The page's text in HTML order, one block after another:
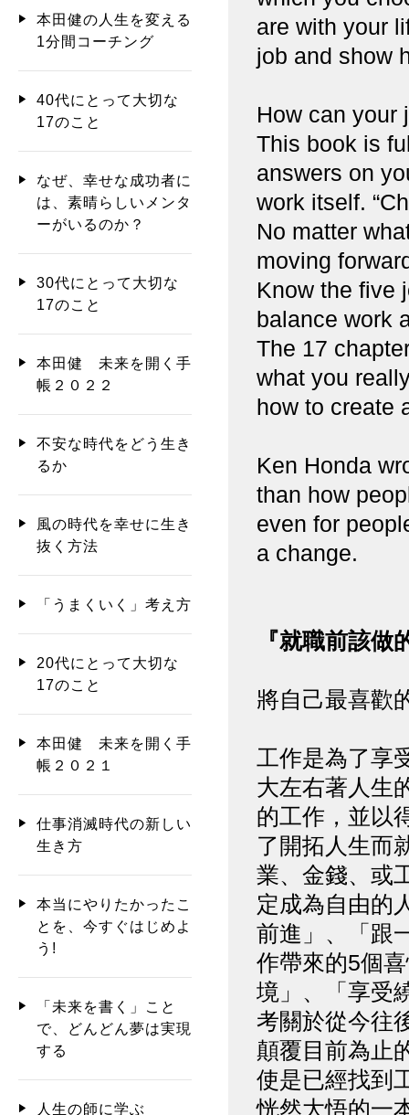
are with your
job and show
How can your
This book is
answers on
work itself.
No matter
moving
Know the five
balance work
The 17
what you
how to create
Ken Honda
than how
even for
a change.
『就職前該做
將自己最喜歡
工作是為了享
大左右著人生
的工作，並以
了開拓人生而
業、金錢、或
定成為自由的
前進」、「跟
作帶來的5個
境」、「享受
考關於從今往
顛覆目前為止
使是已經找到
恍然大悟的一
本田健の人生を変える
1分間コーチング
40代にとって大切な
17のこと
なぜ、幸せな成功者に
は、素晴らしいメンタ
ーがいるのか？
30代にとって大切な
17のこと
本田健 未来を開く手
帳２０２２
不安な時代をどう生き
るか
風の時代を幸せに生き
抜く方法
「うまくいく」考え方
20代にとって大切な
17のこと
本田健 未来を開く手
帳２０２１
仕事消滅時代の新しい
生き方
本当にやりたかったこ
とを、今すぐはじめよ
う!
「未来を書く」こと
で、どんどん夢は実現
する
人生の師に学ぶ